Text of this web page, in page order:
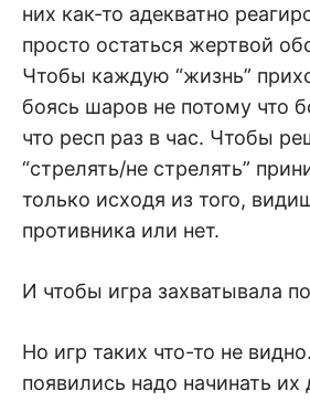
них как-то адекватно
просто остаться жертвой
Чтобы каждую “жизнь”
боясь шаров не потому что
что респ раз в час. Чтобы
“стрелять/не стрелять”
только исходя из того,
противника или нет.
И чтобы игра захватывала
Но игр таких что-то не
появились надо начинать их